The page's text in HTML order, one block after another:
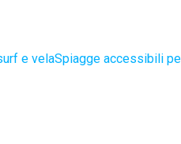
e velaSpiagge accessibili